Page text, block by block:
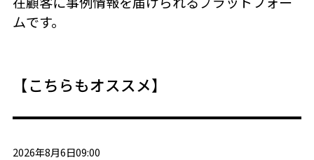
ムです。
【こちらもオススメ】
2026年8月6日09:00